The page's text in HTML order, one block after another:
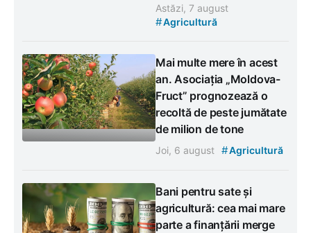
Astăzi, 7 august
#Agricultură
Mai multe mere în acest
an. Asociația „Moldova-
Fruct” prognozează o
recoltă de peste jumătate
de milion de tone
Joi, 6 august #Agricultură
Bani pentru sate și
agricultură: cea mai mare
parte a finanțării merge